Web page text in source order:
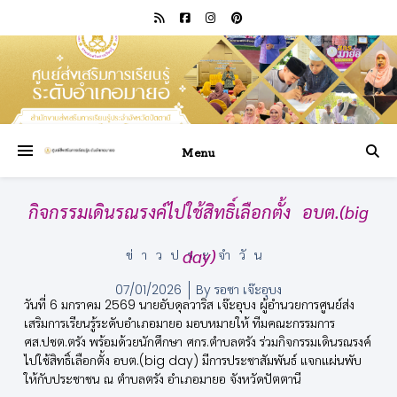
Menu
ข่าวประจำวัน
กิจกรรมเดินรณรงค์ไปใช้สิทธิ์เลือกตั้ง อบต.(big
day)
07/01/2026 By รอซา เจ๊ะอุบง
วันที่ 6 มกราคม 2569 นายอับดุลวาริส เจ๊ะอุบง ผู้อำนวยการศูนย์ส่ง
เสริมการเรียนรู้ระดับอำเภอมายอ มอบหมายให้ ทีมคณะกรรมการ
ศส.ปชต.ตรัง พร้อมด้วยนักศึกษา ศกร.ตำบลตรัง ร่วมกิจกรรมเดินรณรงค์
ไปใช้สิทธิ์เลือกตั้ง อบต.(big day) มีการประชาสัมพันธ์ แจกแผ่นพับ
ให้กับประชาชน ณ ตำบลตรัง อำเภอมายอ จังหวัดปัตตานี